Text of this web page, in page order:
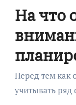
На что
Перед тем как
учитывать ряд